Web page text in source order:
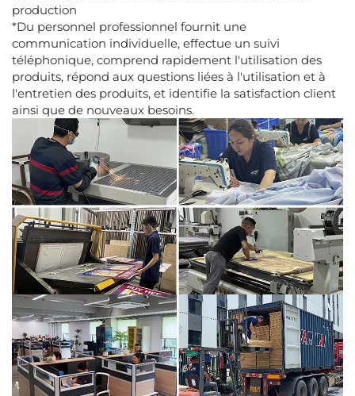
production
*Du personnel professionnel fournit une
communication individuelle, effectue un suivi
téléphonique, comprend rapidement l'utilisation des
produits, répond aux questions liées à l'utilisation et à
l'entretien des produits, et identifie la satisfaction client
ainsi que de nouveaux besoins.